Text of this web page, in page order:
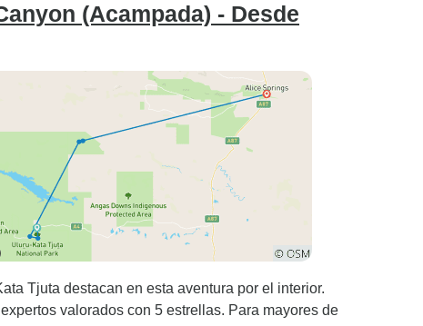
(Acampada) - Desde
Tjuta destacan en esta aventura por el interior.
valorados con 5 estrellas. Para mayores de